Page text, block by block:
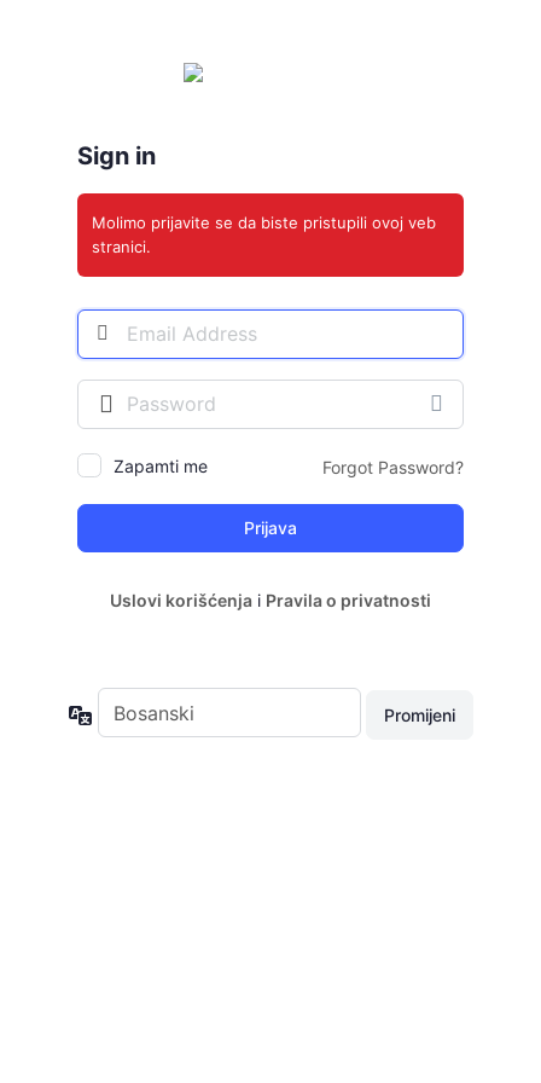
Sign in
Molimo prijavite se da biste pristupili ovoj veb
stranici.
Adresa
Šifra
Zapamti me Forgot Password?
Uslovi korišćenja i Pravila o privatnosti
Jezik